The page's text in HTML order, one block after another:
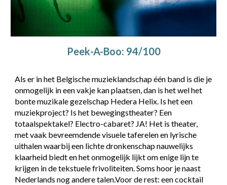
Peek-A-Boo: 94/100
Als er in het Belgische muzieklandschap één band is die je
onmogelijk in een vakje kan plaatsen, dan is het wel het
bonte muzikale gezelschap Hedera Helix. Is het een
muziekproject? Is het bewegingstheater? Een
totaalspektakel? Electro-cabaret? JA! Het is theater,
met vaak bevreemdende visuele taferelen en lyrische
uithalen waarbij een lichte dronkenschap nauwelijks
klaarheid biedt en het onmogelijk lijkt om enige lijn te
krijgen in de tekstuele frivoliteiten. Soms hoor je naast
Nederlands nog andere talen.Voor de rest: een cocktail